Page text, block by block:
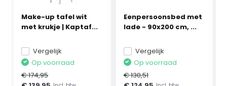
Make-up tafel wit
met krukje | Kaptaf...
Vergelijk
Op voorraad
€ 174,95
Eenpersoonsbed met
lade - 90x200 cm, ...
Vergelijk
Op voorraad
€ 130,51